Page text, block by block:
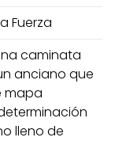
Fuerza
caminata
anciano que
mapa
lleno de